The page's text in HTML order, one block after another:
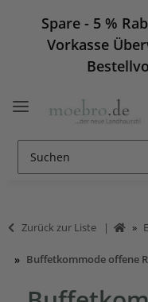
Spare - 5 %
Vorkasse
Zurück zur Liste
Buffetkommode offene